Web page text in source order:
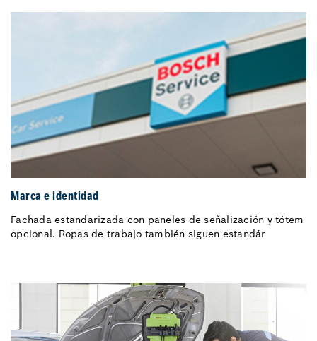
Marca e identidad
Fachada estandarizada con paneles de señalización y tótem
opcional. Ropas de trabajo también siguen estandár